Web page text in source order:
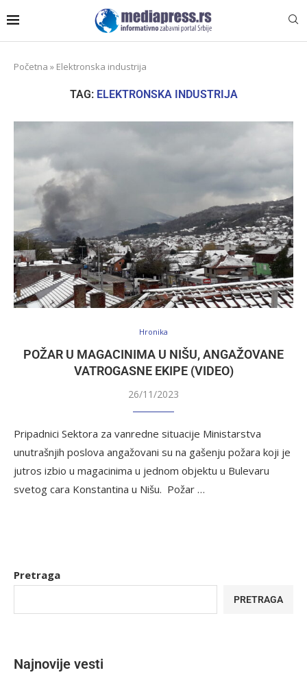
Početna » Elektronska industrija
TAG: ELEKTRONSKA INDUSTRIJA
Hronika
POŽAR U MAGACINIMA U NIŠU, ANGAŽOVANE
VATROGASNE EKIPE (VIDEO)
26/11/2023
Pripadnici Sektora za vanredne situacije Ministarstva
unutrašnjih poslova angažovani su na gašenju požara koji je
jutros izbio u magacinima u jednom objektu u Bulevaru
svetog cara Konstantina u Nišu. Požar …
Pretraga
PRETRAGA
Najnovije vesti